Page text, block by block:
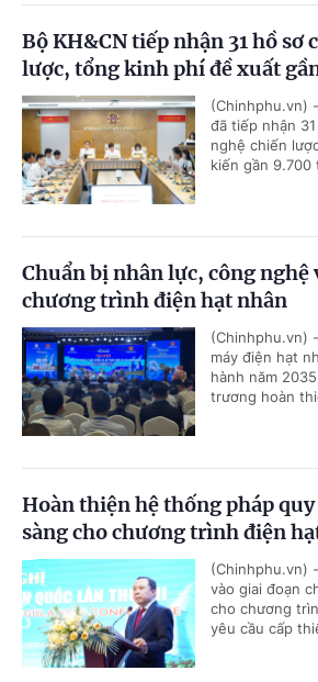
Bộ KH&CN tiếp nhận 31 hồ sơ
lược, tổng kinh phí đề xuất
(Chinhphu.vn)
đã tiếp nhận
nghệ chiến
kiến gần
Chuẩn bị nhân lực, công nghệ
chương trình điện hạt nhân
(Chinhphu.vn)
máy điện hạt
hành năm
trương hoàn
Hoàn thiện hệ thống pháp
sàng cho chương trình điện
(Chinhphu.vn)
vào giai đoạn
cho chương
yêu cầu cấp